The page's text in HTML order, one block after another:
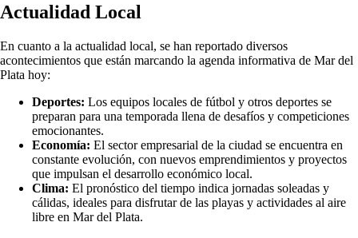
Actualidad Local
En cuanto a la actualidad local, se han reportado diversos
acontecimientos que están marcando la agenda informativa de Mar del
Plata hoy:
Deportes: Los equipos locales de fútbol y otros deportes se
preparan para una temporada llena de desafíos y competiciones
emocionantes.
Economía: El sector empresarial de la ciudad se encuentra en
constante evolución, con nuevos emprendimientos y proyectos
que impulsan el desarrollo económico local.
Clima: El pronóstico del tiempo indica jornadas soleadas y
cálidas, ideales para disfrutar de las playas y actividades al aire
libre en Mar del Plata.